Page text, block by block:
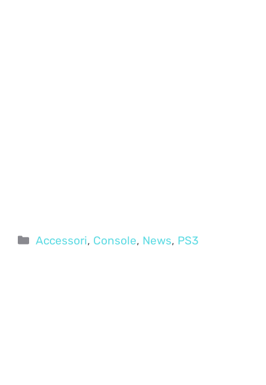
Categorie
Accessori, Console, News, PS3